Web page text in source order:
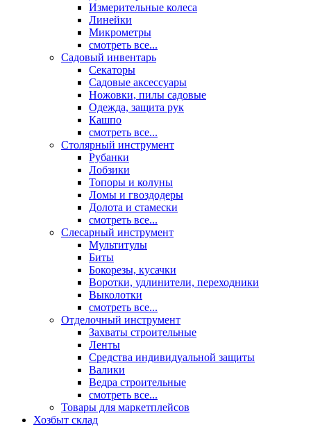
Измерительные колеса
Линейки
Микрометры
смотреть все...
Садовый инвентарь
Секаторы
Садовые аксессуары
Ножовки, пилы садовые
Одежда, защита рук
Кашпо
смотреть все...
Столярный инструмент
Рубанки
Лобзики
Топоры и колуны
Ломы и гвоздодеры
Долота и стамески
смотреть все...
Слесарный инструмент
Мультитулы
Биты
Бокорезы, кусачки
Воротки, удлинители, переходники
Выколотки
смотреть все...
Отделочный инструмент
Захваты строительные
Ленты
Средства индивидуальной защиты
Валики
Ведра строительные
смотреть все...
Товары для маркетплейсов
Хозбыт склад